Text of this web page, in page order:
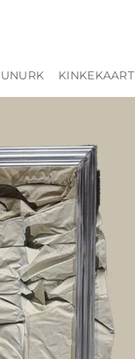
KINKEKAART